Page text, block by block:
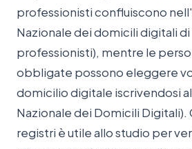
professionisti confluiscono nell'
Nazionale dei domicili digitali
professionisti), mentre le
obbligate possono eleggere
domicilio digitale iscrivendosi
Nazionale dei Domicili
registri è utile allo studio per